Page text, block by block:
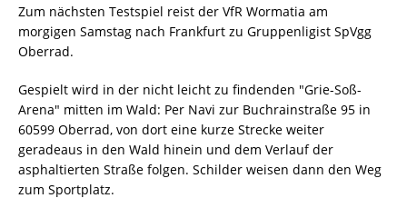
Zum nächsten Testspiel reist der VfR Wormatia am
morgigen Samstag nach Frankfurt zu Gruppenligist SpVgg
Oberrad.
Gespielt wird in der nicht leicht zu findenden "Grie-Soß-
Arena" mitten im Wald: Per Navi zur Buchrainstraße 95 in
60599 Oberrad, von dort eine kurze Strecke weiter
geradeaus in den Wald hinein und dem Verlauf der
asphaltierten Straße folgen. Schilder weisen dann den Weg
zum Sportplatz.